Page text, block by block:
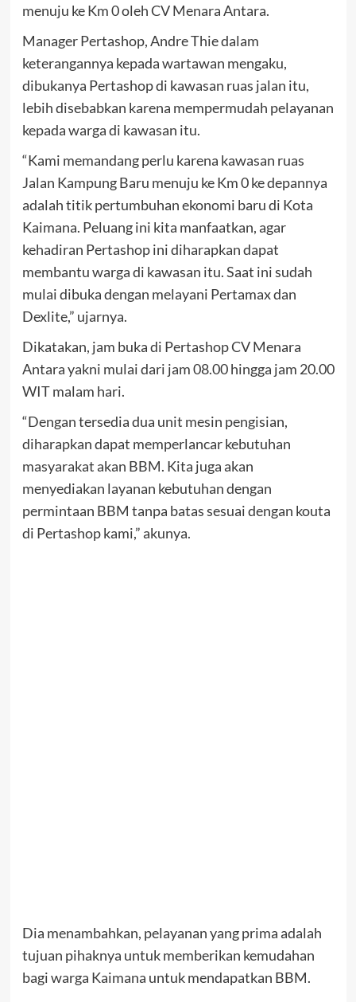
menuju ke Km 0 oleh CV Menara Antara.
Manager Pertashop, Andre Thie dalam
keterangannya kepada wartawan mengaku,
dibukanya Pertashop di kawasan ruas jalan itu,
lebih disebabkan karena mempermudah pelayanan
kepada warga di kawasan itu.
“Kami memandang perlu karena kawasan ruas
Jalan Kampung Baru menuju ke Km 0 ke depannya
adalah titik pertumbuhan ekonomi baru di Kota
Kaimana. Peluang ini kita manfaatkan, agar
kehadiran Pertashop ini diharapkan dapat
membantu warga di kawasan itu. Saat ini sudah
mulai dibuka dengan melayani Pertamax dan
Dexlite,” ujarnya.
Dikatakan, jam buka di Pertashop CV Menara
Antara yakni mulai dari jam 08.00 hingga jam 20.00
WIT malam hari.
“Dengan tersedia dua unit mesin pengisian,
diharapkan dapat memperlancar kebutuhan
masyarakat akan BBM. Kita juga akan
menyediakan layanan kebutuhan dengan
permintaan BBM tanpa batas sesuai dengan kouta
di Pertashop kami,” akunya.
Dia menambahkan, pelayanan yang prima adalah
tujuan pihaknya untuk memberikan kemudahan
bagi warga Kaimana untuk mendapatkan BBM.